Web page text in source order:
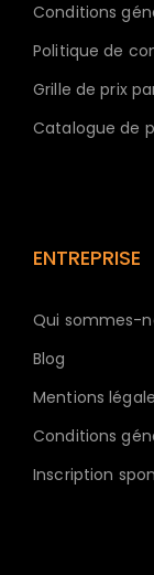
Conditions
Politique de
Grille de prix
Catalogue de
ENTREPRISE
Qui sommes-
Blog
Mentions
Conditions
Inscription